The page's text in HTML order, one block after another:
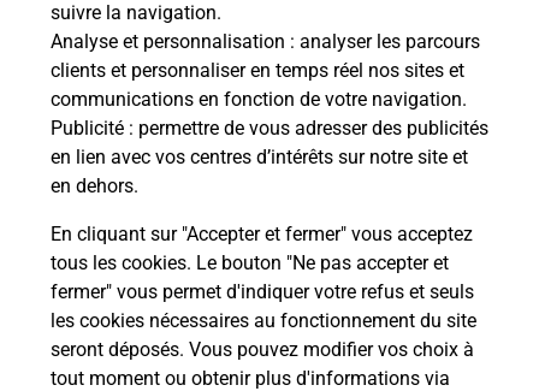
suivre la navigation.
Analyse et personnalisation : analyser les parcours
clients et personnaliser en temps réel nos sites et
communications en fonction de votre navigation.
Publicité : permettre de vous adresser des publicités
en lien avec vos centres d’intérêts sur notre site et
en dehors.
En cliquant sur "Accepter et fermer" vous acceptez
tous les cookies. Le bouton "Ne pas accepter et
fermer" vous permet d'indiquer votre refus et seuls
les cookies nécessaires au fonctionnement du site
seront déposés. Vous pouvez modifier vos choix à
tout moment ou obtenir plus d'informations via
Est-ce que je peux garder mon
numéro de mobile gratuitement ?
Est-ce que je peux bénéficier de la 5G
avec La Poste Mobile ?
à l’étranger avec La Poste Mobile ?
Est-ce que je peux payer mon
smartphone Samsung en plusieurs
fois avec La Poste Mobile ?